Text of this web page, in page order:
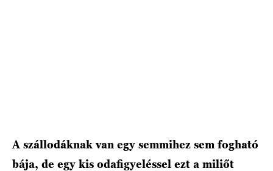
A szállodáknak van egy semmihez sem fogható
bája, de egy kis odafigyeléssel ezt a miliőt